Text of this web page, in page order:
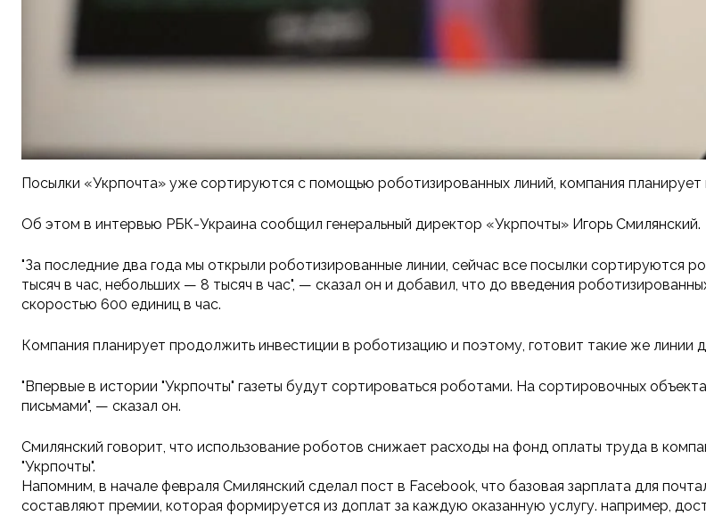
Посылки «Укрпочта» уже сортируются с помощью роботизированных линий, компания
Об этом в интервью РБК-Украина сообщил генеральный директор «Укрпочты» Игорь Смилянский.
"За последние два года мы открыли роботизированные линии, сейчас все посылки сортируются
тысяч в час, небольших — 8 тысяч в час", — сказал он и добавил, что до введения
скоростью 600 единиц в час.
Компания планирует продолжить инвестиции в роботизацию и поэтому, готовит такие же линии
"Впервые в истории "Укрпочты" газеты будут сортироваться роботами. На сортировочных
письмами", — сказал он.
Смилянский говорит, что использование роботов снижает расходы на фонд оплаты труда в
"Укрпочты".
Напомним, в начале февраля Смилянский сделал пост в Facebook, что базовая зарплата для
составляют премии, которая формируется из доплат за каждую оказанную услугу. например,